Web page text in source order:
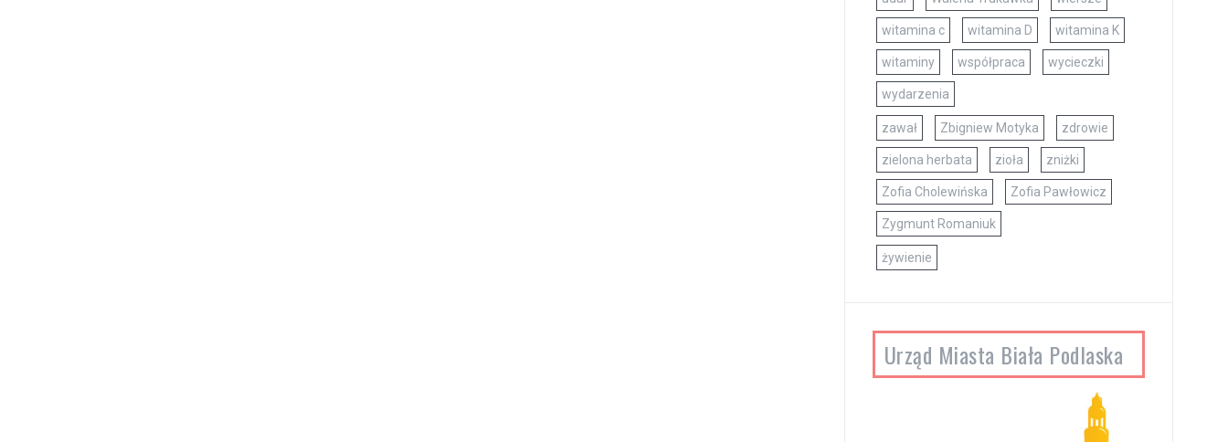
witamina c witamina D witamina K
witaminy współpraca wycieczki
wydarzenia
zawał Zbigniew Motyka zdrowie
zielona herbata zioła zniżki
Zofia Cholewińska Zofia Pawłowicz
Zygmunt Romaniuk
żywienie
Urząd Miasta Biała Podlaska